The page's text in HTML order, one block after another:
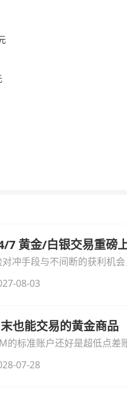
黄金/白银交易重磅
冲手段与不间断的获利机
解本次升级的核心交易品
08-03
也能交易的黄金商品
标准账户还好是超低点差
07-28